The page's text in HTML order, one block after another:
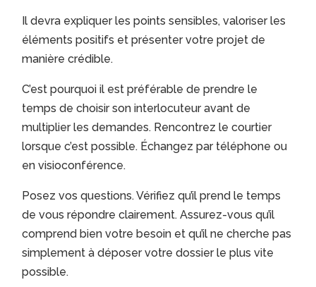
Il devra expliquer les points sensibles, valoriser les
éléments positifs et présenter votre projet de
manière crédible.
C’est pourquoi il est préférable de prendre le
temps de choisir son interlocuteur avant de
multiplier les demandes. Rencontrez le courtier
lorsque c’est possible. Échangez par téléphone ou
en visioconférence.
Posez vos questions. Vérifiez qu’il prend le temps
de vous répondre clairement. Assurez-vous qu’il
comprend bien votre besoin et qu’il ne cherche pas
simplement à déposer votre dossier le plus vite
possible.